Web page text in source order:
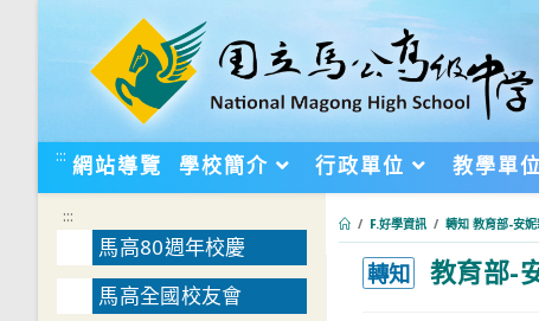
::: 網站導覽 學校簡介 行政單位 教學單位
/ F.好學資訊 / 轉知 教育部-安
轉知 教育部-
:::
馬高80週年校慶
馬高全國校友會